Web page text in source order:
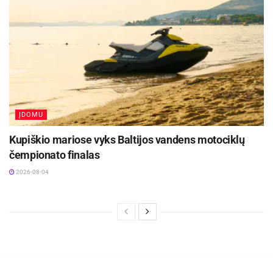
ĮDOMU
Kupiškio mariose vyks Baltijos vandens motociklų
čempionato finalas
2026-08-04